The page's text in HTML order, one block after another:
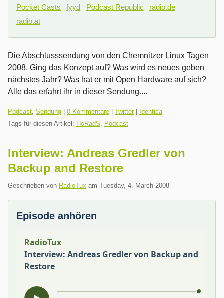
Pocket Casts
fyyd Podcast Republic
radio.de
radio.at
Die Abschlusssendung von den Chemnitzer Linux Tagen
2008. Ging das Konzept auf? Was wird es neues geben
nächstes Jahr? Was hat er mit Open Hardware auf sich?
Alle das erfahrt ihr in dieser Sendung....
Kategorien:
Podcast Sendung 0 Kommentare Twitter|
Identica
Tags für diesen Artikel: HoRadS Podcast
Interview: Andreas Gredler von
Backup and Restore
Geschrieben von RadioTux am Tuesday, 4. March 2008
Episode anhören